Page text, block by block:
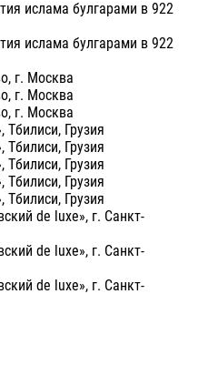
ислама булгарами в 922
ислама булгарами в 922
г. Москва
г. Москва
г. Москва
Тбилиси, Грузия
Тбилиси, Грузия
Тбилиси, Грузия
Тбилиси, Грузия
Тбилиси, Грузия
de luxe», г. Санкт-
de luxe», г. Санкт-
de luxe», г. Санкт-